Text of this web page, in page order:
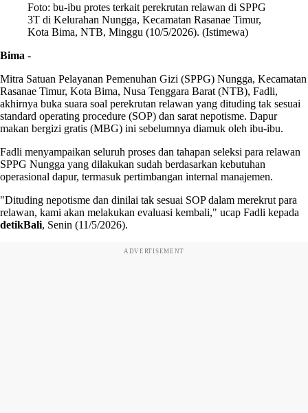
Foto: bu-ibu protes terkait perekrutan relawan di SPPG
3T di Kelurahan Nungga, Kecamatan Rasanae Timur,
Kota Bima, NTB, Minggu (10/5/2026). (Istimewa)
Bima -
Mitra Satuan Pelayanan Pemenuhan Gizi (SPPG) Nungga, Kecamatan
Rasanae Timur, Kota Bima, Nusa Tenggara Barat (NTB), Fadli,
akhirnya buka suara soal perekrutan relawan yang dituding tak sesuai
standard operating procedure (SOP) dan sarat nepotisme. Dapur
makan bergizi gratis (MBG) ini sebelumnya diamuk oleh ibu-ibu.
Fadli menyampaikan seluruh proses dan tahapan seleksi para relawan
SPPG Nungga yang dilakukan sudah berdasarkan kebutuhan
operasional dapur, termasuk pertimbangan internal manajemen.
"Dituding nepotisme dan dinilai tak sesuai SOP dalam merekrut para
relawan, kami akan melakukan evaluasi kembali," ucap Fadli kepada
detikBali, Senin (11/5/2026).
ADVERTISEMENT